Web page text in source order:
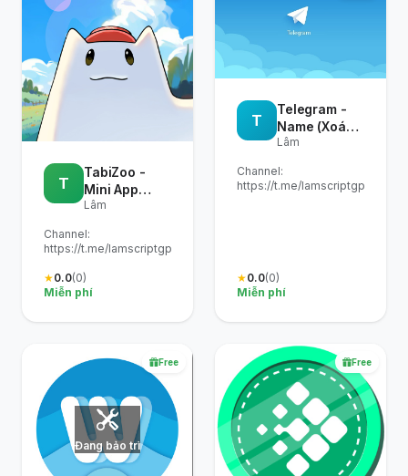
T
TabiZoo -
Mini App
(Task Airdrop
có hạn)
Lâm
Channel:
https://t.me/lamscriptgpm
★0.0(0)
Miễn phí
T
Telegram -
Name (Xoá
tên cũ - Tạo
Lâm
Channel:
https://t.me/lamscriptgpm
★0.0(0)
Miễn phí
Đang bảo trì
Free Free